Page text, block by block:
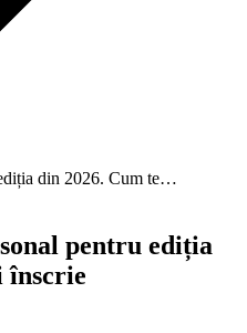
din 2026. Cum te…
pentru ediția
înscrie